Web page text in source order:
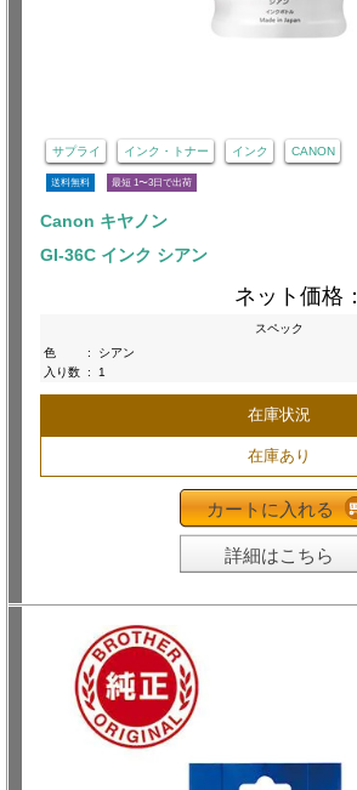
サプライ インク・トナー インク CANON
送料無料 最短 1〜3日で出荷
Canon キヤノン
GI-36C インク シアン
ネット価格：
スペック
色
:
シアン
入り数 : 1
在庫状況
在庫あり
カートに入れる
詳細はこちら